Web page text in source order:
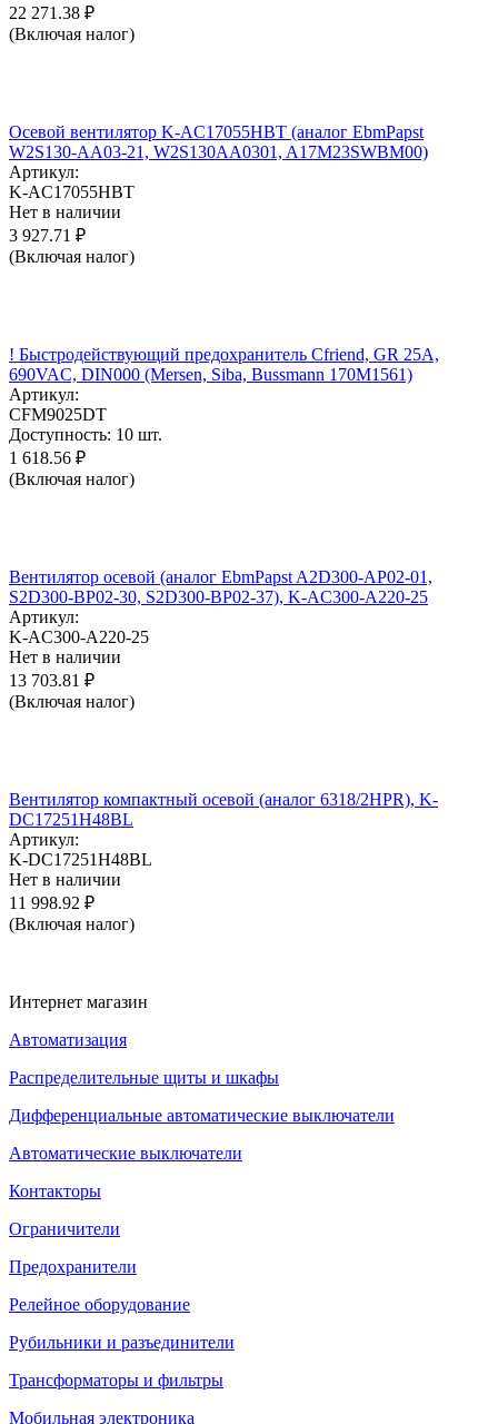
22 271.38 ₽
(Включая налог)
Осевой вентилятор K-AC17055HBT (аналог EbmPapst
W2S130-AA03-21, W2S130AA0301, A17M23SWBM00)
Артикул:
K-AC17055HBT
Нет в наличии
3 927.71 ₽
(Включая налог)
! Быстродействующий предохранитель Cfriend, GR 25А,
690VAC, DIN000 (Mersen, Siba, Bussmann 170M1561)
Артикул:
CFM9025DT
Доступность: 10 шт.
1 618.56 ₽
(Включая налог)
Вентилятор осевой (аналог EbmPapst A2D300-AP02-01,
S2D300-BP02-30, S2D300-BP02-37), K-AC300-A220-25
Артикул:
K-AC300-A220-25
Нет в наличии
13 703.81 ₽
(Включая налог)
Вентилятор компактный осевой (аналог 6318/2HPR), K-
DC17251H48BL
Артикул:
K-DC17251H48BL
Нет в наличии
11 998.92 ₽
(Включая налог)
Интернет магазин
Автоматизация
Распределительные щиты и шкафы
Дифференциальные автоматические выключатели
Автоматические выключатели
Контакторы
Ограничители
Предохранители
Релейное оборудование
Рубильники и разъединители
Трансформаторы и фильтры
Мобильная электроника